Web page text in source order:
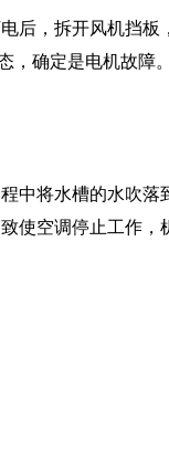
后，拆开风机挡
，确定是电机故障。
中将水槽的水吹
使空调停止工作，